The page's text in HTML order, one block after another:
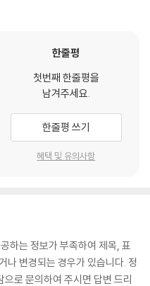
한줄평
첫번째 한줄평을
남겨주세요.
한줄평 쓰기
혜택 및 유의사항
하는 정보가 부족하여 제목, 표
나 변경되는 경우가 있습니다. 정
로 문의하여 주시면 답변 드리